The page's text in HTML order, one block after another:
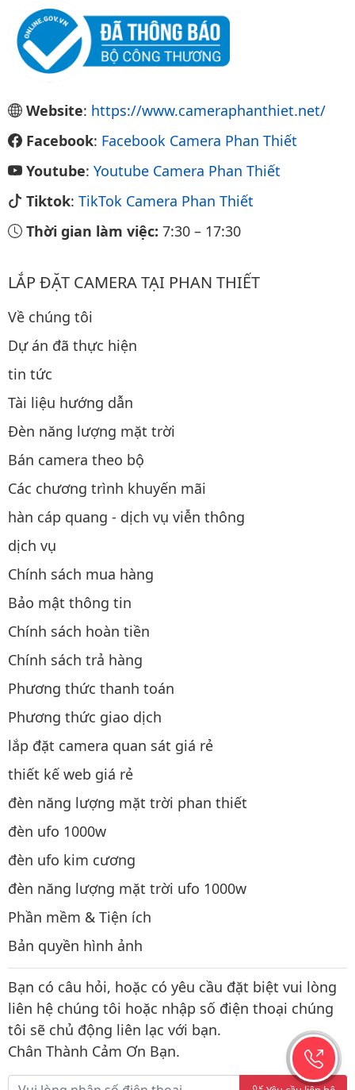
Website: https://www.cameraphanthiet.net/
Facebook: Facebook Camera Phan Thiết
Youtube: Youtube Camera Phan Thiết
Tiktok: TikTok Camera Phan Thiết
Thời gian làm việc: 7:30 – 17:30
LẮP ĐẶT CAMERA TẠI PHAN THIẾT
Về chúng tôi
Dự án đã thực hiện
tin tức
Tài liệu hướng dẫn
Đèn năng lượng mặt trời
Bán camera theo bộ
Các chương trình khuyến mãi
hàn cáp quang - dịch vụ viễn thông
dịch vụ
Chính sách mua hàng
Bảo mật thông tin
Chính sách hoàn tiền
Chính sách trả hàng
Phương thức thanh toán
Phương thức giao dịch
lắp đặt camera quan sát giá rẻ
thiết kế web giá rẻ
đèn năng lượng mặt trời phan thiết
đèn ufo 1000w
đèn ufo kim cương
đèn năng lượng mặt trời ufo 1000w
Phần mềm & Tiện ích
Bản quyền hình ảnh
Bạn có câu hỏi, hoặc có yêu cầu đặt biệt vui lòng
liên hệ chúng tôi hoặc nhập số điện thoại chúng
tôi sẽ chủ động liên lạc với bạn.
Chân Thành Cảm Ơn Bạn.